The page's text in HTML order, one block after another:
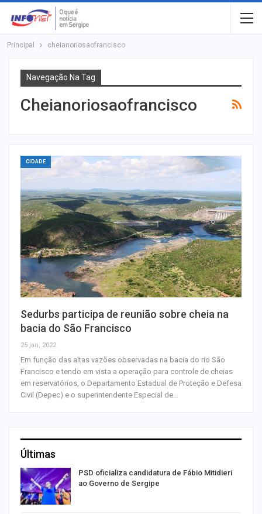
Principal cheianoriosaofrancisco
Navegação Na Tag
Cheianoriosaofrancisco
CIDADE
Sedurbs participa de reunião sobre cheia na
bacia do São Francisco
25 jan, 2022
Em função das altas vazões observadas na bacia do rio São
Francisco e tendo em vista a operação para controle de cheias
em reservatórios, o Departamento Estadual de Proteção e Defesa
Civil (Depec) e o superintendente Especial de…
Últimas
PSD oficializa candidatura de Fábio Mitidieri
ao Governo de Sergipe